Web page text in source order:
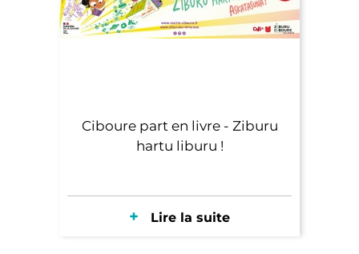
Ciboure part en livre - Ziburu
hartu liburu !
Lire la suite